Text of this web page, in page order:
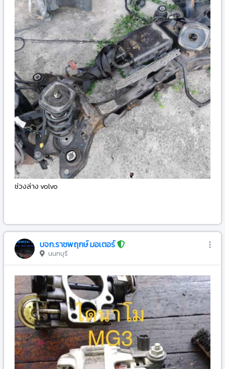
ช่วงล่าง volvo
บจก.ราชพฤกษ์ มอเตอร์
นนทบุรี